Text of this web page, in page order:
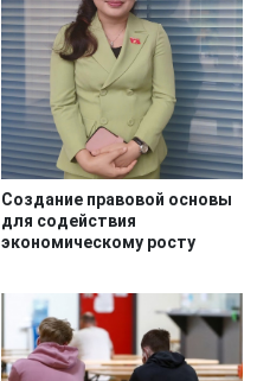
Создание правовой основы
для содействия
экономическому росту